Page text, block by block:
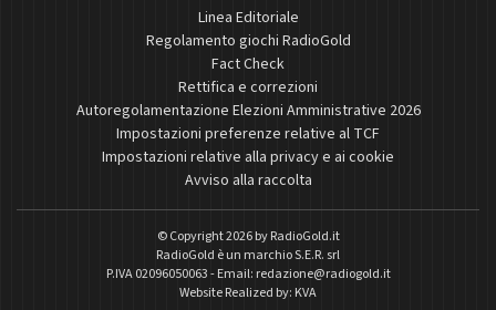
Linea Editoriale
Regolamento giochi RadioGold
Fact Check
Rettifica e correzioni
Autoregolamentazione Elezioni Amministrative 2026
Impostazioni preferenze relative al TCF
Impostazioni relative alla privacy e ai cookie
Avviso alla raccolta
© Copyright 2026 byRadioGold.it
RadioGold è un marchio S.E.R. srl
P.IVA 02096050063 - Email: redazione@radiogold.it
Website Realized by: KVA